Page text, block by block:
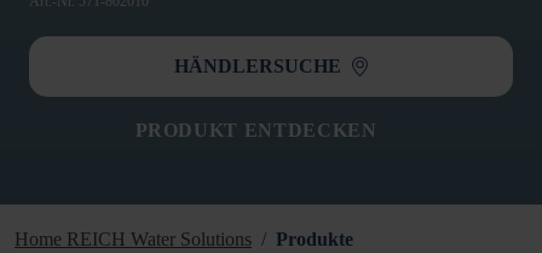
HÄNDLERSUCHE
PRODUKT ENTDECKEN
Home REICH Water Solutions Produkte